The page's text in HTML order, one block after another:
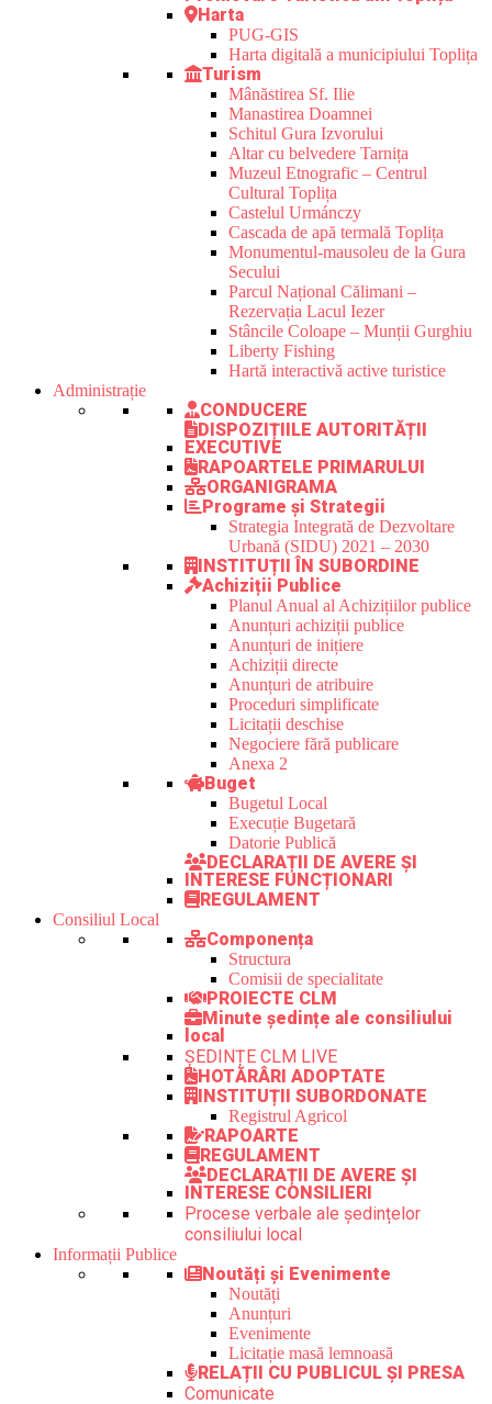
Harta
PUG-GIS
Harta digitală a municipiului Toplița
Turism
Mânăstirea Sf. Ilie
Manastirea Doamnei
Schitul Gura Izvorului
Altar cu belvedere Tarnița
Muzeul Etnografic – Centrul
Cultural Toplița
Castelul Urmánczy
Cascada de apă termală Toplița
Monumentul-mausoleu de la Gura
Secului
Parcul Național Călimani –
Rezervația Lacul Iezer
Stâncile Coloape – Munții Gurghiu
Liberty Fishing
Hartă interactivă active turistice
Administrație
CONDUCERE
DISPOZIȚIILE AUTORITĂȚII
EXECUTIVE
RAPOARTELE PRIMARULUI
ORGANIGRAMA
Programe și Strategii
Strategia Integrată de Dezvoltare
Urbană (SIDU) 2021 – 2030
INSTITUȚII ÎN SUBORDINE
Achiziții Publice
Planul Anual al Achizițiilor publice
Anunțuri achiziții publice
Anunțuri de inițiere
Achiziții directe
Anunțuri de atribuire
Proceduri simplificate
Licitații deschise
Negociere fără publicare
Anexa 2
Buget
Bugetul Local
Execuție Bugetară
Datorie Publică
DECLARAȚII DE AVERE ȘI
INTERESE FUNCȚIONARI
REGULAMENT
Consiliul Local
Componența
Structura
Comisii de specialitate
PROIECTE CLM
Minute ședințe ale consiliului
local
ȘEDINȚE CLM LIVE
HOTĂRÂRI ADOPTATE
INSTITUȚII SUBORDONATE
Registrul Agricol
RAPOARTE
REGULAMENT
DECLARAȚII DE AVERE ȘI
INTERESE CONSILIERI
Procese verbale ale ședințelor
consiliului local
Informații Publice
Noutăți și Evenimente
Noutăți
Anunțuri
Evenimente
Licitație masă lemnoasă
RELAȚII CU PUBLICUL ȘI PRESA
Comunicate